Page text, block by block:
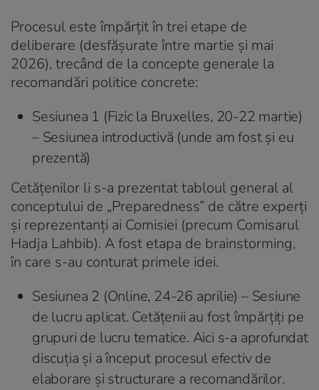
Procesul este împărțit în trei etape de
deliberare (desfășurate între martie și mai
2026), trecând de la concepte generale la
recomandări politice concrete:
Sesiunea 1 (Fizic la Bruxelles, 20-22 martie)
– Sesiunea introductivă (unde am fost și eu
prezentă)
Cetățenilor li s-a prezentat tabloul general al
conceptului de „Preparedness” de către experți
și reprezentanți ai Comisiei (precum Comisarul
Hadja Lahbib). A fost etapa de brainstorming,
în care s-au conturat primele idei.
Sesiunea 2 (Online, 24-26 aprilie) – Sesiune
de lucru aplicat. Cetățenii au fost împărțiți pe
grupuri de lucru tematice. Aici s-a aprofundat
discuția și a început procesul efectiv de
elaborare și structurare a recomandărilor.